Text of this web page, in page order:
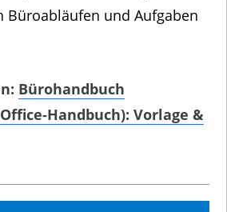
Büroabläufen und Aufgaben
Bürohandbuch
Handbuch): Vorlage &